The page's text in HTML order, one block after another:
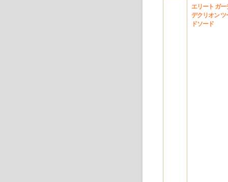
エリート ガー
デクリオン ツ
ドソード